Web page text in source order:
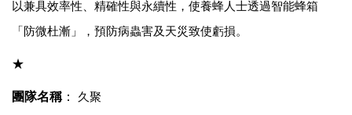
以兼具效率性、精確性與永續性，使養蜂人士透過智能蜂箱
「防微杜漸」，預防病蟲害及天災致使虧損。
★
團隊名稱： 久聚